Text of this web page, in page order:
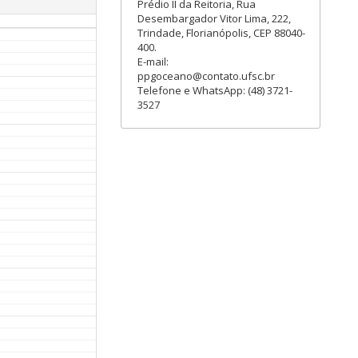
Prédio II da Reitoria, Rua
Desembargador Vitor Lima, 222,
Trindade, Florianópolis, CEP 88040-
400.
E-mail:
ppgoceano@contato.ufsc.br
Telefone e WhatsApp: (48) 3721-
3527